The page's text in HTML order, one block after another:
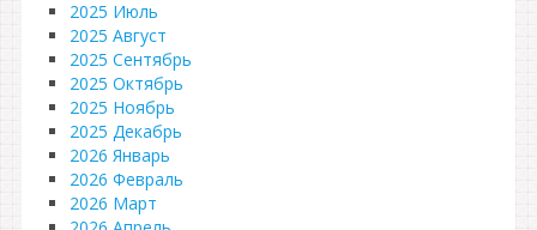
2025 Июль
2025 Август
2025 Сентябрь
2025 Октябрь
2025 Ноябрь
2025 Декабрь
2026 Январь
2026 Февраль
2026 Март